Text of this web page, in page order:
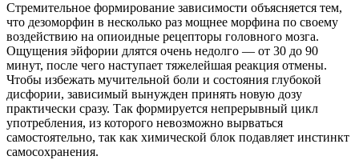
Стремительное формирование зависимости объясняется тем,
что дезоморфин в несколько раз мощнее морфина по своему
воздействию на опиоидные рецепторы головного мозга.
Ощущения эйфории длятся очень недолго — от 30 до 90
минут, после чего наступает тяжелейшая реакция отмены.
Чтобы избежать мучительной боли и состояния глубокой
дисфории, зависимый вынужден принять новую дозу
практически сразу. Так формируется непрерывный цикл
употребления, из которого невозможно вырваться
самостоятельно, так как химической блок подавляет инстинкт
самосохранения.